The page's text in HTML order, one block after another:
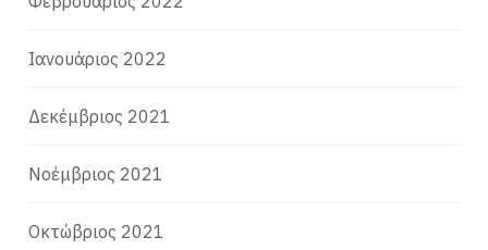
Ιανουάριος 2022
Δεκέμβριος 2021
Νοέμβριος 2021
Οκτώβριος 2021